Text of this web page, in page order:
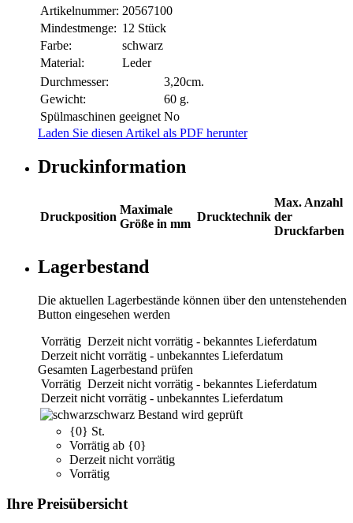
Artikelnummer: 20567100
Mindestmenge: 12 Stück
Farbe:
schwarz
Material:
Leder
Durchmesser:
3,20cm.
Gewicht:
60 g.
Spülmaschinen geeignet No
Laden Sie diesen Artikel als PDF herunter
Druckinformation
Druckposition
Maximale
Größe in mm
Drucktechnik
Max. Anzahl
der
Druckfarben
Lagerbestand
Die aktuellen Lagerbestände können über den untenstehenden
Button eingesehen werden
Vorrätig Derzeit nicht vorrätig - bekanntes Lieferdatum
Derzeit nicht vorrätig - unbekanntes Lieferdatum
Gesamten Lagerbestand prüfen
Vorrätig Derzeit nicht vorrätig - bekanntes Lieferdatum
Derzeit nicht vorrätig - unbekanntes Lieferdatum
schwarz Bestand wird geprüft
{0} St.
Vorrätig ab {0}
Derzeit nicht vorrätig
Vorrätig
Ihre Preisübersicht